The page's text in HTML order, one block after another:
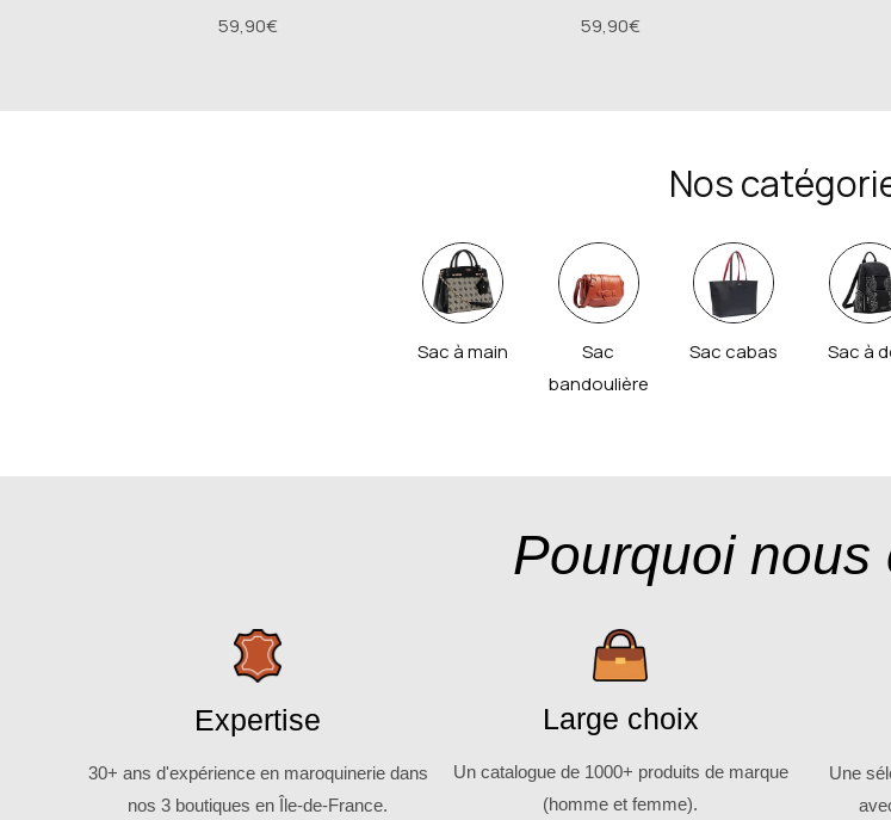
59,90€
59,90€
Nos
Sac à main
Sac
bandoulière
Sac cabas Sac à
Pourquoi nous
Expertise
30+ ans d'expérience en maroquinerie dans
nos 3 boutiques en Île-de-France.
Large choix
Un catalogue de 1000+ produits de marque
(homme et femme).
Une